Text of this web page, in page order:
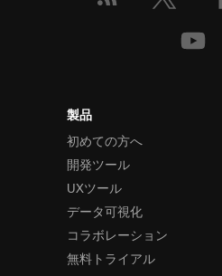
製品
初めての方へ
開発ツール
UXツール
データ可視化
コラボレーション
無料トライアル